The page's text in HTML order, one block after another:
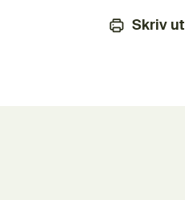
Skriv ut